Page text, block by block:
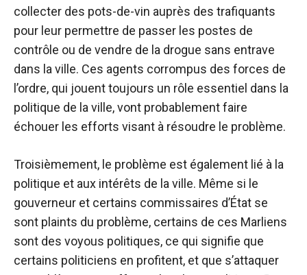
collecter des pots-de-vin auprès des trafiquants
pour leur permettre de passer les postes de
contrôle ou de vendre de la drogue sans entrave
dans la ville. Ces agents corrompus des forces de
l’ordre, qui jouent toujours un rôle essentiel dans la
politique de la ville, vont probablement faire
échouer les efforts visant à résoudre le problème.
Troisièmement, le problème est également lié à la
politique et aux intérêts de la ville. Même si le
gouverneur et certains commissaires d’État se
sont plaints du problème, certains de ces Marliens
sont des voyous politiques, ce qui signifie que
certains politiciens en profitent, et que s’attaquer